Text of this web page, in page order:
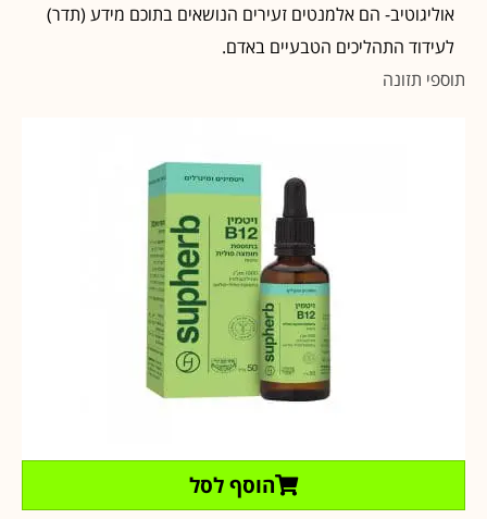
אוליגוטיב- הם אלמנטים זעירים הנושאים בתוכם מידע (תדר)
לעידוד התהליכים הטבעיים באדם.
תוספי תזונה
הוסף לסל